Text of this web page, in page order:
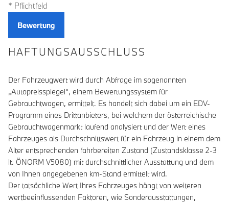
* Pflichtfeld
HAFTUNGSAUSSCHLUSS
Der Fahrzeugwert wird durch Abfrage im sogenannten
„Autopreisspiegel“, einem Bewertungssystem für
Gebrauchtwagen, ermittelt. Es handelt sich dabei um ein EDV-
Programm eines Drittanbieters, bei welchem der österreichische
Gebrauchtwagenmarkt laufend analysiert und der Wert eines
Fahrzeuges als Durchschnittswert für ein Fahrzeug in einem dem
Alter entsprechenden fahrbereiten Zustand (Zustandsklasse 2-3
lt. ÖNORM V5080) mit durchschnittlicher Ausstattung und dem
von Ihnen angegebenen km-Stand ermittelt wird.
Der tatsächliche Wert Ihres Fahrzeuges hängt von weiteren
wertbeeinflussenden Faktoren, wie Sonderausstattungen,